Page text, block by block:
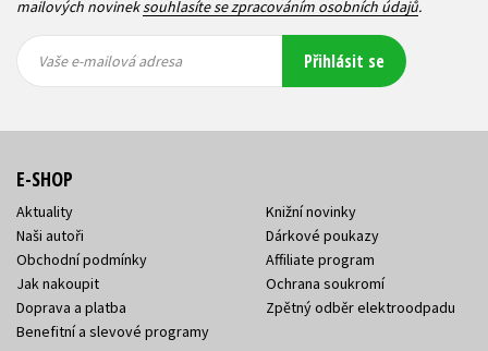
mailových novineksouhlasíte se zpracováním osobních údajů.
mailová
mailová
Vaše e-mailová adresa Přihlásit se
E-SHOP
Aktuality
Naši autoři
Obchodní podmínky
Jak nakoupit
Doprava a platba
Benefitní a slevové programy
Knižní novinky
Dárkové poukazy
Affiliate program
Ochrana soukromí
Zpětný odběr elektroodpadu